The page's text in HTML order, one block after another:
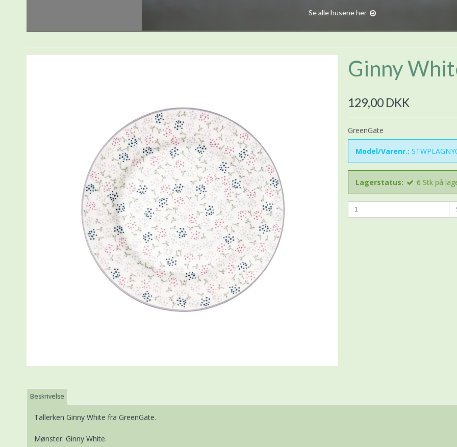
Se alle husene her
Ginny
129,00 DKK
GreenGate
Model/Varenr.:
Lagerstatus: 6 Stk på
Beskrivelse
Tallerken Ginny White fra GreenGate.
Mønster: Ginny White.